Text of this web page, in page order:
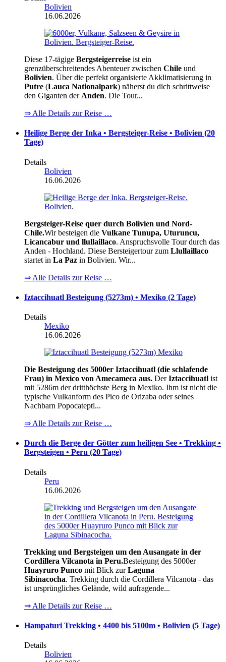
Bolivien
16.06.2026
Diese 17-tägige Bergsteigerreise ist ein
grenzüberschreitendes Abenteuer zwischen Chile und
Bolivien. Über die perfekt organisierte Akklimatisierung in
Putre (Lauca Nationalpark) näherst du dich schrittweise
den Giganten der Anden. Die Tour...
⇒ Alle Details zur Reise …
Heilige Berge der Inka • Bergsteiger-Reise • Bolivien (20
Tage)
Details
Bolivien
16.06.2026
Bergsteiger-Reise quer durch Bolivien und Nord-
Chile.Wir besteigen die Vulkane Tunupa, Uturuncu,
Licancabur und llullaillaco. Anspruchsvolle Tour durch das
Anden - Hochland. Diese Bersteigertour zum Llullaillaco
startet in La Paz in Bolivien. Wir...
⇒ Alle Details zur Reise …
Iztaccihuatl Besteigung (5273m) • Mexiko (2 Tage)
Details
Mexiko
16.06.2026
Die Besteigung des 5000er Iztaccihuatl (die schlafende
Frau) in Mexico von Amecameca aus. DerIztaccihuatl ist
mit 5286m der dritthöchste Berg in Mexiko. Ihm ist nicht die
typische Vulkanform des Pico de Orizaba oder seines
Nachbarn Popocateptl...
⇒ Alle Details zur Reise …
Durch die Berge der Götter zum heiligen See • Trekking •
Bergsteigen • Peru (20 Tage)
Details
Peru
16.06.2026
Trekking und Bergsteigen um den Ausangate in der
Cordillera Vilcanota in Peru.Besteigung des 5000er
Huayruro Punco mit Blick zurLaguna
Sibinacocha. Trekking durch die Cordillera Vilcanota - das
ist ursprüngliches Gelände, wild aufragende...
⇒ Alle Details zur Reise …
Hampaturi Trekking • 4400 bis 5100m • Bolivien (5 Tage)
Details
Bolivien